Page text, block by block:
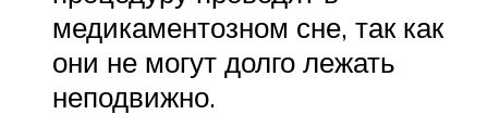
медикаментозном сне, так как
они не могут долго лежать
неподвижно.